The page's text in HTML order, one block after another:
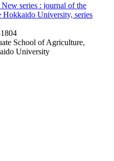
New series : journal of the
University, series
School of Agriculture,
University